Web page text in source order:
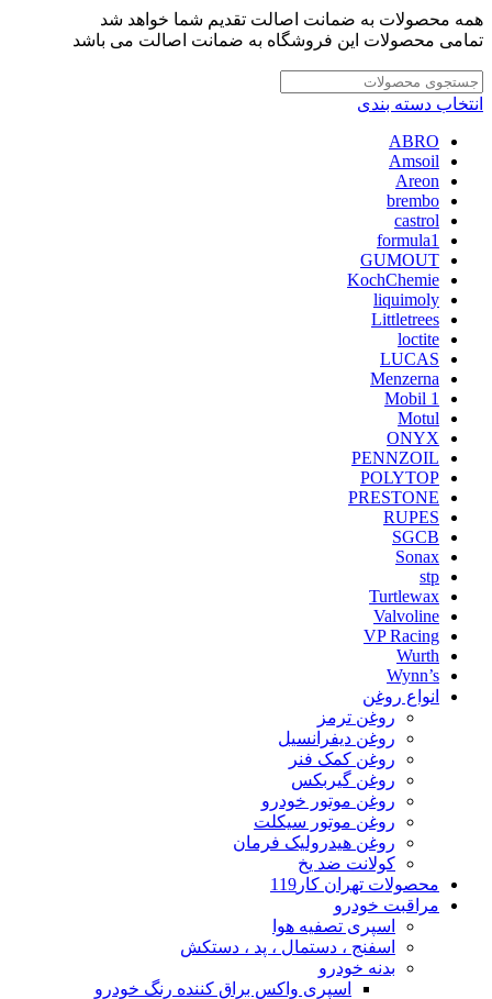
همه محصولات به ضمانت اصالت تقدیم شما خواهد شد
تمامی محصولات این فروشگاه به ضمانت اصالت می باشد
انتخاب دسته بندی
ABRO
Amsoil
Areon
brembo
castrol
formula1
GUMOUT
KochChemie
liquimoly
Littletrees
loctite
LUCAS
Menzerna
Mobil 1
Motul
ONYX
PENNZOIL
POLYTOP
PRESTONE
RUPES
SGCB
Sonax
stp
Turtlewax
Valvoline
VP Racing
Wurth
Wynn’s
انواع روغن
روغن ترمز
روغن دیفرانسیل
روغن کمک فنر
روغن گیربکس
روغن موتور خودرو
روغن موتور سیکلت
روغن هیدرولیک فرمان
کولانت ضد یخ
محصولات تهران کار119
مراقبت خودرو
اسپری تصفیه هوا
اسفنج ، دستمال ، پد ، دستکش
بدنه خودرو
اسپری واکس براق کننده رنگ خودرو